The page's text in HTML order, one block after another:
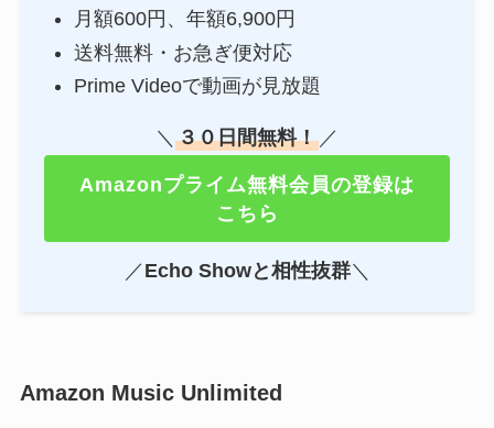
月額600円、年額6,900円
送料無料・お急ぎ便対応
Prime Videoで動画が見放題
＼ ３０日間無料！ ／
Amazonプライム無料会員の登録は
こちら
／ Echo Showと相性抜群＼
Amazon Music Unlimited